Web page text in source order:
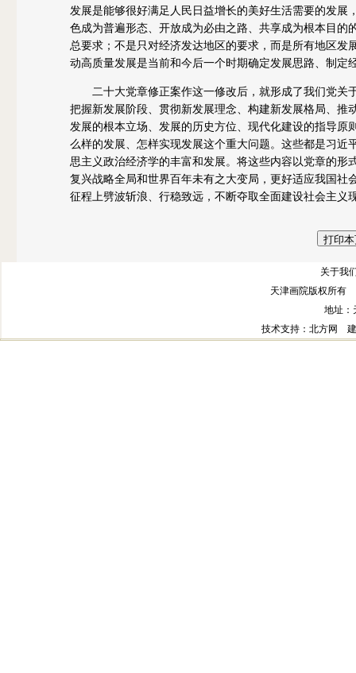
发展是能够很好满足人民日益增长的美好生活需要的发
色成为普遍形态、开放成为必由之路、共享成为根本目
总要求；不是只对经济发达地区的要求，而是所有地区
动高质量发展是当前和今后一个时期确定发展思路、制
二十大党章修正案作这一修改后，就形成了我们党关
把握新发展阶段、贯彻新发展理念、构建新发展格局、
发展的根本立场、发展的历史方位、现代化建设的指导
么样的发展、怎样实现发展这个重大问题。这些都是习
思主义政治经济学的丰富和发展。将这些内容以党章的
复兴战略全局和世界百年未有之大变局，更好适应我国
征程上劈波斩浪、行稳致远，不断夺取全面建设社会主义
关于
天津画院版权所有
地址：
技术支持 ：北方网 建